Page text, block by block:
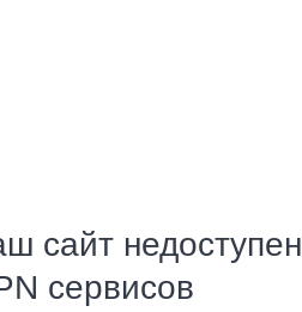
сайт недоступен
сервисов